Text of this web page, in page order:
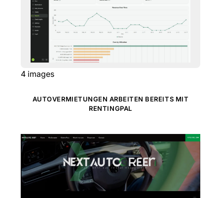
4 images
AUTOVERMIETUNGEN ARBEITEN BEREITS MIT
RENTINGPAL